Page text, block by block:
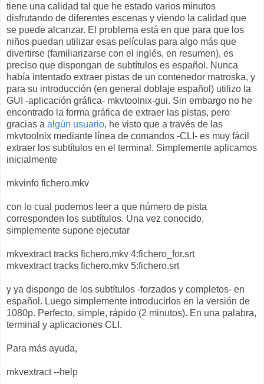
tiene una calidad tal que he estado varios minutos
disfrutando de diferentes escenas y viendo la calidad que
se puede alcanzar. El problema está en que para que los
niños puedan utilizar esas películas para algo más que
divertirse (familiarizarse con el inglés, en resumen), es
preciso que dispongan de subtítulos es español. Nunca
había intentado extraer pistas de un contenedor matroska, y
para su introducción (en general doblaje español) utilizo la
GUI -aplicación gráfica- mkvtoolnix-gui. Sin embargo no he
encontrado la forma gráfica de extraer las pistas, pero
gracias a algún usuario, he visto que a través de las
mkvtoolnix mediante línea de comandos -CLI- es muy fácil
extraer los subtítulos en el terminal. Simplemente aplicamos
inicialmente
mkvinfo fichero.mkv
con lo cual podemos leer a que número de pista
corresponden los subtítulos. Una vez conocido,
simplemente supone ejecutar
mkvextract tracks fichero.mkv 4:fichero_for.srt
mkvextract tracks fichero.mkv 5:fichero.srt
y ya dispongo de los subtítulos -forzados y completos- en
español. Luego simplemente introducirlos en la versión de
1080p. Perfecto, simple, rápido (2 minutos). En una palabra,
terminal y aplicaciones CLI.
Para más ayuda,
mkvextract --help